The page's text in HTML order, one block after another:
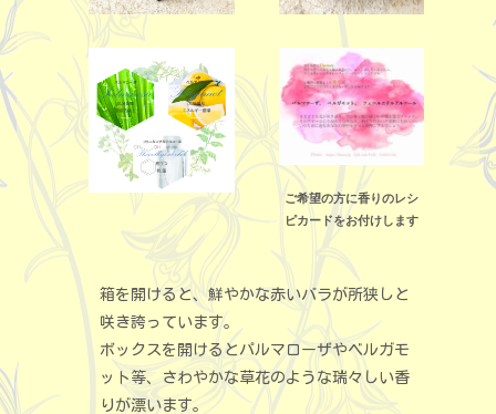
ご希望の方に香りのレシ
ピカードをお付けします
箱を開けると、鮮やかな赤いバラが所狭しと
咲き誇っています。
ボックスを開けるとパルマローザやベルガモ
ット等、さわやかな草花のような瑞々しい香
りが漂います。